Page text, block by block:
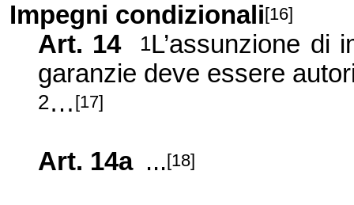
Impegni condizionali[16]
Art. 14 1L’assunzione di
garanzie deve essere
2… [17]
Art. 14a ...[18]